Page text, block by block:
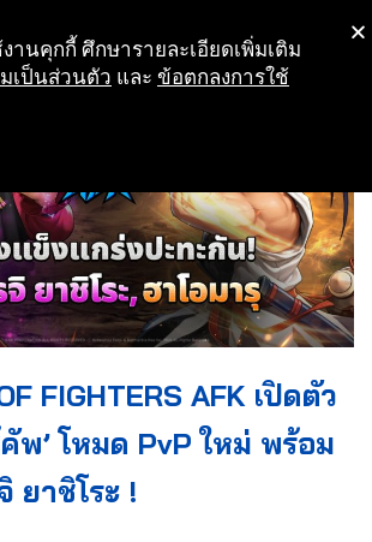
FIGHTERS AFK เปิดตัว
พ’ โหมด PvP ใหม่ พร้อม
ยาชิโระ !
านคุกกี้ ศึกษารายละเอียดเพิ่มเติม
เป็นส่วนตัว และ ข้อตกลงการใช้